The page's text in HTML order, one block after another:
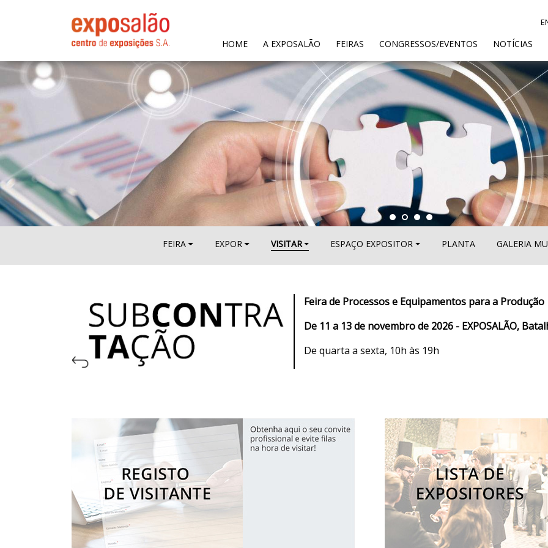
HOME(CURRENT)
A EXPOSALÃO FEIRAS CONGRESSOS/EVENTOS NOTÍCIAS
FEIRA EXPOR VISITAR ESPAÇO EXPOSITOR PLANTA GALERIA
Feira de Processos e Equipamentos para a Produção
De 11 a 13 de novembro de 2026 - EXPOSALÃO,
De quarta a sexta, 10h às 19h